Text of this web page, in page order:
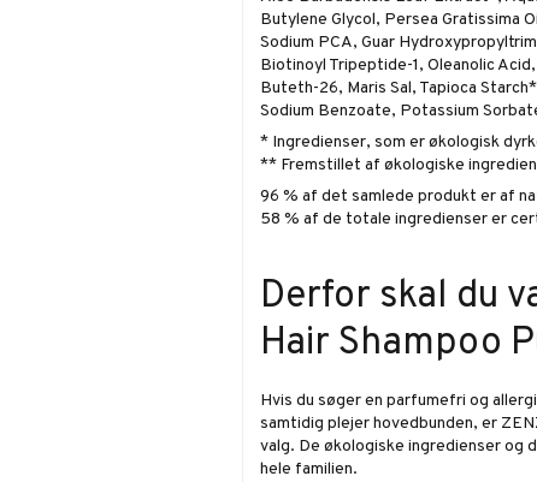
Butylene Glycol, Persea Gratissima
Sodium PCA, Guar
Biotinoyl Tripeptide-1, Oleanolic
Buteth-26, Maris Sal, Tapioca
Sodium Benzoate, Potassium
* Ingredienser, som er økologisk
** Fremstillet af økologiske
96 % af det samlede produkt er af
58 % af de totale ingredienser er
Derfor skal du
Hair Shampoo
Hvis du søger en parfumefri og
samtidig plejer hovedbunden, er
valg. De økologiske ingredienser og
hele familien.